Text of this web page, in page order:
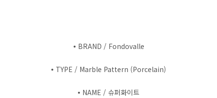
• BRAND / Fondovalle
• TYPE / Marble Pattern (Porcelain)
• NAME / 슈퍼화이트